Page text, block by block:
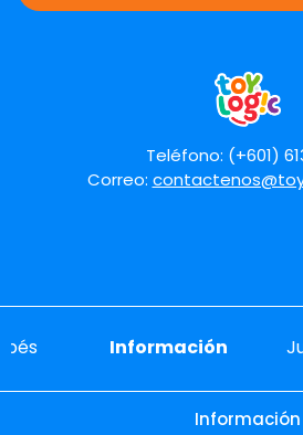
Teléfono: (+601)
Correo:
Información
Información